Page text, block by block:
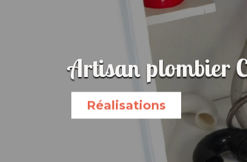
Artisan plombier
Réalisations